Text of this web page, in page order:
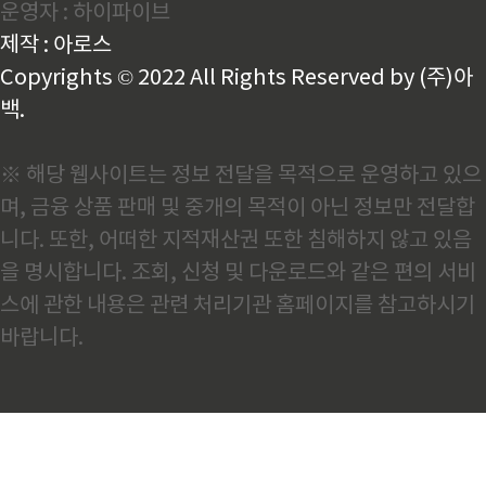
알고 있습니다. 왜 그런지 한번 알아보겠습니다.호르무
즈해협 차질과 철강 공급망 타격이란은 연간 약 700만
~800만 톤의 반제품 철강을 수출하는 중동 최대 조강..
운영자 : 하이파이브
제작 : 아로스
Copyrights © 2022 All Rights Reserved by (주)아
백.
※ 해당 웹사이트는 정보 전달을 목적으로 운영하고 있으
며, 금융 상품 판매 및 중개의 목적이 아닌 정보만 전달합
니다. 또한, 어떠한 지적재산권 또한 침해하지 않고 있음
을 명시합니다. 조회, 신청 및 다운로드와 같은 편의 서비
스에 관한 내용은 관련 처리기관 홈페이지를 참고하시기
바랍니다.